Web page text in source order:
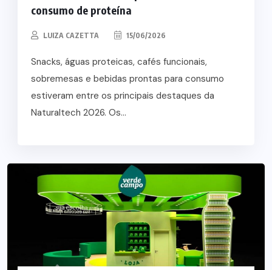
consumo de proteína
LUIZA CAZETTA 15/06/2026
Snacks, águas proteicas, cafés funcionais,
sobremesas e bebidas prontas para consumo
estiveram entre os principais destaques da
Naturaltech 2026. Os...